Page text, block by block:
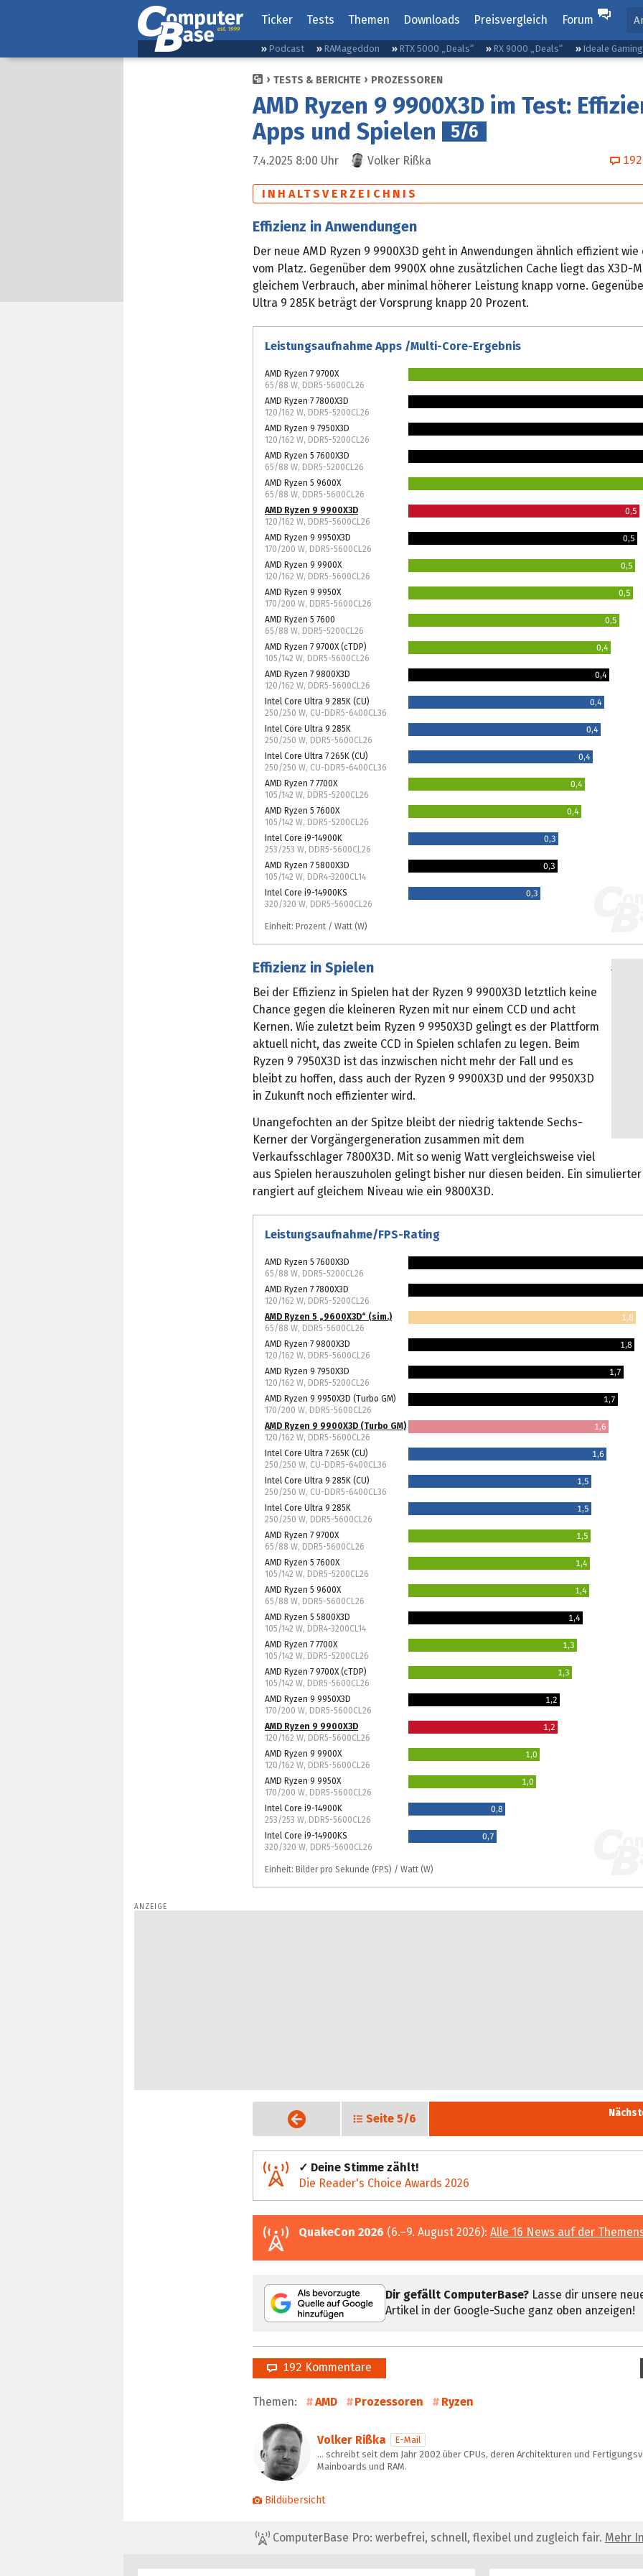
Ticker Tests Themen Downloads Preisvergleich Forum
Podcast RAMageddon RTX 5000 „Deals“ RX 9000 „Deals“ Ideale
TESTS & BERICHTE PROZESSOREN
AMD Ryzen 9 9900X3D im Test:
Apps und Spielen
5/6
7.4.2025 8:00 Uhr Volker Rißka 192
INHALTSVERZEICHNIS
Effizienz in Anwendungen
Der neue AMD Ryzen 9 9900X3D geht in Anwendungen ähnlich effizient wie
vom Platz. Gegenüber dem 9900X ohne zusätzlichen Cache liegt das X3D-
gleichem Verbrauch, aber minimal höherer Leistung knapp vorne.
Ultra 9 285K beträgt der Vorsprung knapp 20 Prozent.
Leistungsaufnahme Apps /Multi-Core-Ergebnis
AMD Ryzen 7 9700X
65/88 W, DDR5-5600CL26
AMD Ryzen 7 7800X3D
120/162 W, DDR5-5200CL26
AMD Ryzen 9 7950X3D
120/162 W, DDR5-5200CL26
AMD Ryzen 5 7600X3D
65/88 W, DDR5-5200CL26
AMD Ryzen 5 9600X
65/88 W, DDR5-5600CL26
AMD Ryzen 9 9900X3D
120/162 W, DDR5-5600CL26
0,5
AMD Ryzen 9 9950X3D
170/200 W, DDR5-5600CL26
0,5
AMD Ryzen 9 9900X
120/162 W, DDR5-5600CL26
0,5
AMD Ryzen 9 9950X
170/200 W, DDR5-5600CL26
0,5
AMD Ryzen 5 7600
65/88 W, DDR5-5200CL26
0,5
AMD Ryzen 7 9700X (cTDP)
105/142 W, DDR5-5600CL26
0,4
AMD Ryzen 7 9800X3D
120/162 W, DDR5-5600CL26
0,4
Intel Core Ultra 9 285K (CU)
250/250 W, CU-DDR5-6400CL36
0,4
Intel Core Ultra 9 285K
250/250 W, DDR5-5600CL26
0,4
Intel Core Ultra 7 265K (CU)
250/250 W, CU-DDR5-6400CL36
0,4
AMD Ryzen 7 7700X
105/142 W, DDR5-5200CL26
0,4
AMD Ryzen 5 7600X
105/142 W, DDR5-5200CL26
0,4
Intel Core i9-14900K
253/253 W, DDR5-5600CL26
0,3
AMD Ryzen 7 5800X3D
105/142 W, DDR4-3200CL14
0,3
Intel Core i9-14900KS
320/320 W, DDR5-5600CL26
0,3
Einheit: Prozent / Watt (W)
Effizienz in Spielen
Bei der Effizienz in Spielen hat der Ryzen 9 9900X3D letztlich keine
Chance gegen die kleineren Ryzen mit nur einem CCD und acht
Kernen. Wie zuletzt beim Ryzen 9 9950X3D gelingt es der Plattform
aktuell nicht, das zweite CCD in Spielen schlafen zu legen. Beim
Ryzen 9 7950X3D ist das inzwischen nicht mehr der Fall und es
bleibt zu hoffen, dass auch der Ryzen 9 9900X3D und der 9950X3D
in Zukunft noch effizienter wird.
Unangefochten an der Spitze bleibt der niedrig taktende Sechs-
Kerner der Vorgängergeneration zusammen mit dem
Verkaufsschlager 7800X3D. Mit so wenig Watt vergleichsweise viel
aus Spielen herauszuholen gelingt bisher nur diesen beiden. Ein simulierter
rangiert auf gleichem Niveau wie ein 9800X3D.
Leistungsaufnahme/FPS-Rating
AMD Ryzen 5 7600X3D
65/88 W, DDR5-5200CL26
AMD Ryzen 7 7800X3D
120/162 W, DDR5-5200CL26
AMD Ryzen 5 „9600X3D“ (sim.)
65/88 W, DDR5-5600CL26
1,8
AMD Ryzen 7 9800X3D
120/162 W, DDR5-5600CL26
1,8
AMD Ryzen 9 7950X3D
120/162 W, DDR5-5200CL26
1,7
AMD Ryzen 9 9950X3D (Turbo GM)
170/200 W, DDR5-5600CL26
1,7
AMD Ryzen 9 9900X3D (Turbo GM)
120/162 W, DDR5-5600CL26
1,6
Intel Core Ultra 7 265K (CU)
250/250 W, CU-DDR5-6400CL36
1,6
Intel Core Ultra 9 285K (CU)
250/250 W, CU-DDR5-6400CL36
1,5
Intel Core Ultra 9 285K
250/250 W, DDR5-5600CL26
1,5
AMD Ryzen 7 9700X
65/88 W, DDR5-5600CL26
1,5
AMD Ryzen 5 7600X
105/142 W, DDR5-5200CL26
1,4
AMD Ryzen 5 9600X
65/88 W, DDR5-5600CL26
1,4
AMD Ryzen 5 5800X3D
105/142 W, DDR4-3200CL14
1,4
AMD Ryzen 7 7700X
105/142 W, DDR5-5200CL26
1,3
AMD Ryzen 7 9700X (cTDP)
105/142 W, DDR5-5600CL26
1,3
AMD Ryzen 9 9950X3D
170/200 W, DDR5-5600CL26
1,2
AMD Ryzen 9 9900X3D
120/162 W, DDR5-5600CL26
1,2
AMD Ryzen 9 9900X
120/162 W, DDR5-5600CL26
1,0
AMD Ryzen 9 9950X
170/200 W, DDR5-5600CL26
1,0
Intel Core i9-14900K
253/253 W, DDR5-5600CL26
0,8
Intel Core i9-14900KS
320/320 W, DDR5-5600CL26
0,7
Einheit: Bilder pro Sekunde (FPS) / Watt (W)
Vorige Seite Seite 5/6
✓ Deine Stimme zählt!
Die Reader's Choice Awards 2026
QuakeCon 2026 (6.–9. August 2026): Alle 16 News auf der
Dir gefällt ComputerBase? Lasse dir unsere
Artikel in der Google-Suche ganz oben anzeigen!
192 Kommentare
Themen: AMD Prozessoren Ryzen
Volker Rißka
E-Mail
… schreibt seit dem Jahr 2002 über CPUs, deren Architekturen und
Mainboards und RAM.
Bildübersicht
ComputerBase Pro: werbefrei, schnell, flexibel und zugleich fair. Mehr